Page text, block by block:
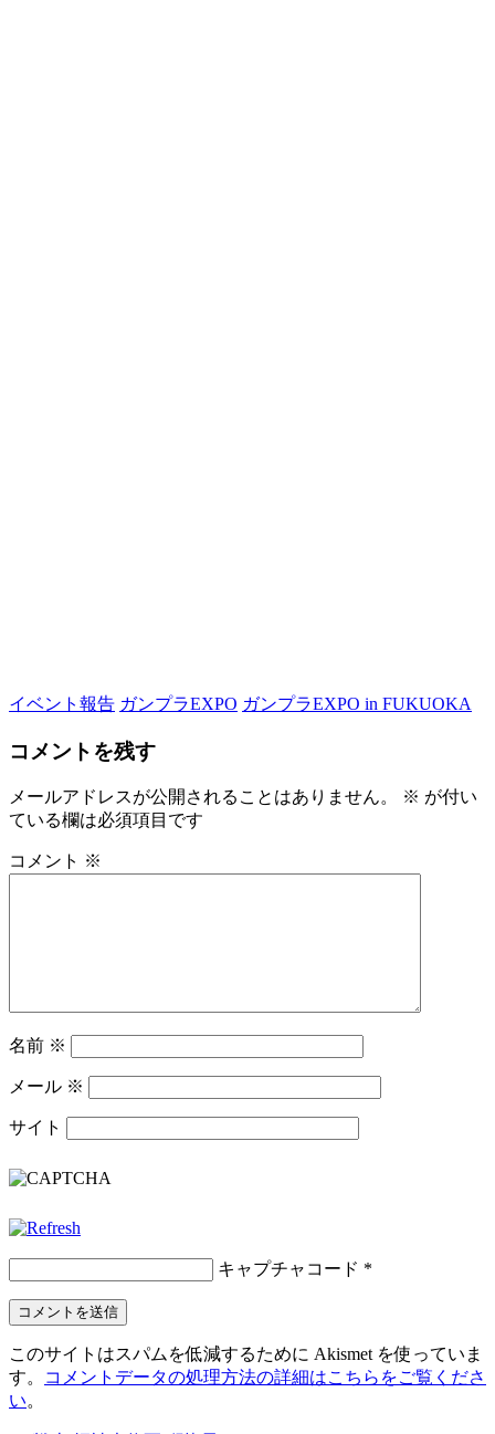
イベント報告 ガンプラEXPO ガンプラEXPO in FUKUOKA
コメントを残す
メールアドレスが公開されることはありません。 ※ が付い
ている欄は必須項目です
コメント ※
名前 ※
メール ※
サイト
キャプチャコード *
このサイトはスパムを低減するために Akismet を使っていま
す。
コメントデータの処理方法の詳細はこちらをご覧くださ
い。